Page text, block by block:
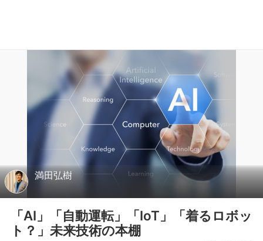
満田弘樹
「AI」「自動運転」「IoT」「着るロボッ
ト？」未来技術の本棚